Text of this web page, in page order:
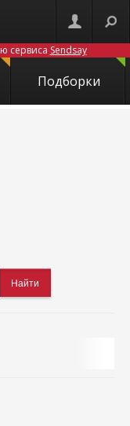
сервиса Sendsay
Подборки